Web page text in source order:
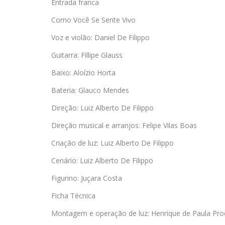
Entrada franca
Como Você Se Sente Vivo
Voz e violão: Daniel De Filippo
Guitarra: Fillipe Glauss
Baixo: Aloízio Horta
Bateria: Glauco Mendes
Direção: Luiz Alberto De Filippo
Direção musical e arranjos: Felipe Vilas Boas
Criação de luz: Luiz Alberto De Filippo
Cenário: Luiz Alberto De Filippo
Figurino: Juçara Costa
Ficha Técnica
Montagem e operação de luz: Henrique de Paula